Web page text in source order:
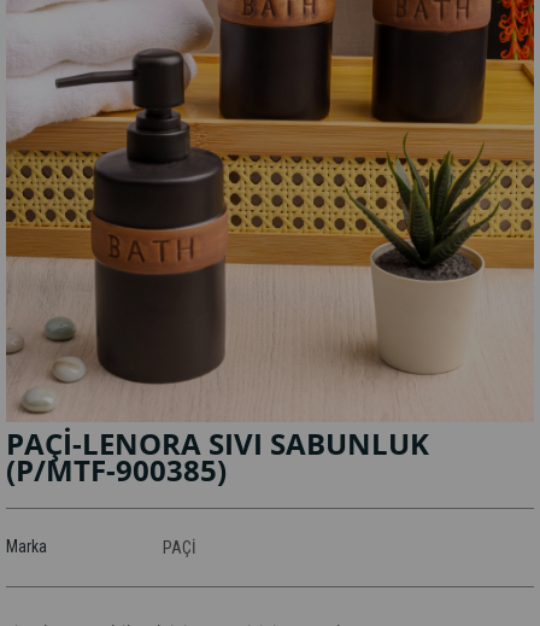
PAÇİ-LENORA SIVI SABUNLUK
(P/MTF-900385)
Marka PAÇİ